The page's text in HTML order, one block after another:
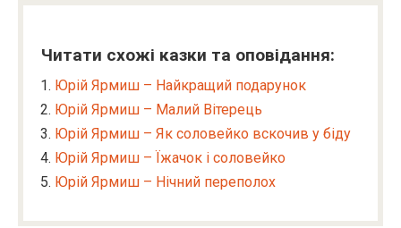
Читати схожі казки та оповідання:
Юрій Ярмиш – Найкращий подарунок
Юрій Ярмиш – Малий Вітерець
Юрій Ярмиш – Як соловейко вскочив у біду
Юрій Ярмиш – Їжачок і соловейко
Юрій Ярмиш – Нічний переполох